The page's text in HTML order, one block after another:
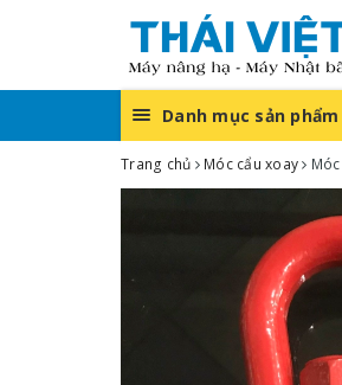
Danh mục sản phẩm
Trang chủ Móc cẩu xoay